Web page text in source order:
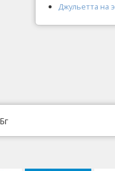
Джульетта на